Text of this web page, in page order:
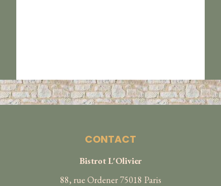
CONTACT
Bistrot L'Olivier
88, rue Ordener 75018 Paris